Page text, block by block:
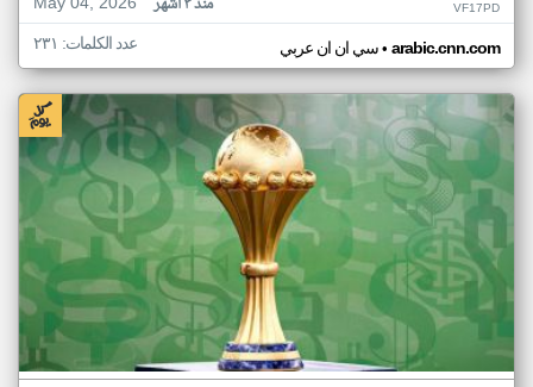
VF17PD
سي ان ان عربي• arabic.cnn.com عدد الكلمات: ٢٣١